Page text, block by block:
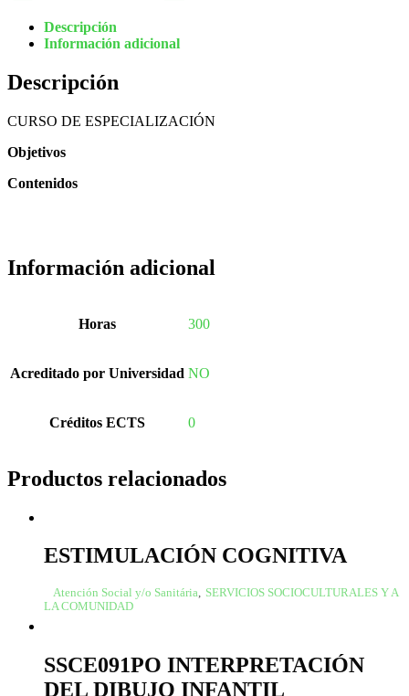
Descripción
Información adicional
Descripción
CURSO DE ESPECIALIZACIÓN
Objetivos
Contenidos
Información adicional
Horas 300
Acreditado por Universidad NO
Créditos ECTS 0
Productos relacionados
ESTIMULACIÓN COGNITIVA
Atención Social y/o Sanitária, SERVICIOS SOCIOCULTURALES Y A
LA COMUNIDAD
SSCE091PO INTERPRETACIÓN
DEL DIBUJO INFANTIL